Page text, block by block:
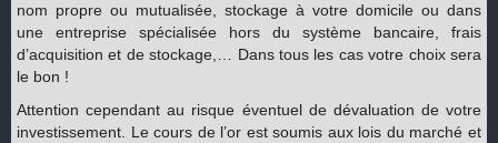
nom propre ou mutualisée, stockage à votre domicile ou dans
une entreprise spécialisée hors du système bancaire, frais
d’acquisition et de stockage,… Dans tous les cas votre choix sera
le bon !
Attention cependant au risque éventuel de dévaluation de votre
investissement. Le cours de l’or est soumis aux lois du marché et